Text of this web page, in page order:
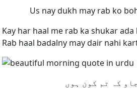
Us nay dukh may rab ko
Kay har haal me rab ka shukar
Rab haal badalny may dair nahi
کہ تم کون ہوں